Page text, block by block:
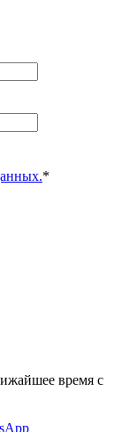
*
время с